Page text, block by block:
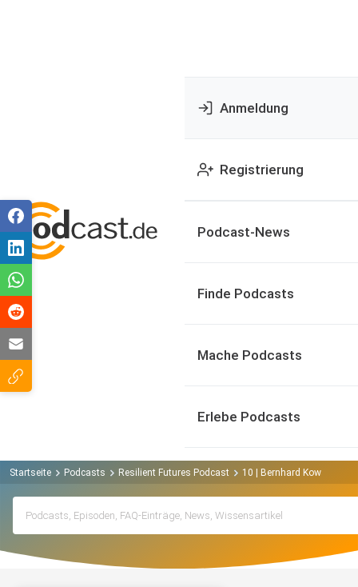
Anmeldung
Registrierung
Podcast-News
Finde Podcasts
Mache Podcasts
Erlebe Podcasts
Startseite Podcasts Resilient Futures Podcast 10 | Bernhard Kowatsch -